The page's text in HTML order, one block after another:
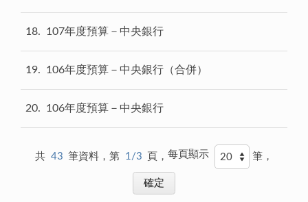
18 107年度預算－中央銀行
19 106年度預算－中央銀行（合併）
20 106年度預算－中央銀行
共 43 筆資料，第 1/3 頁， 每頁顯示 筆，